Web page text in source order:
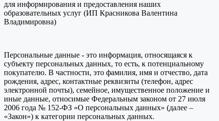
для информирования и предоставления наших
образовательных услуг (ИП Красникова Валентина
Владимировна)
Персональные данные - это информация, относящаяся к
субъекту персональных данных, то есть, к потенциальному
покупателю. В частности, это фамилия, имя и отчество, дата
рождения, адрес, контактные реквизиты (телефон, адрес
электронной почты), семейное, имущественное положение и
иные данные, относимые Федеральным законом от 27 июля
2006 года № 152-ФЗ «О персональных данных» (далее –
«Закон») к категории персональных данных.